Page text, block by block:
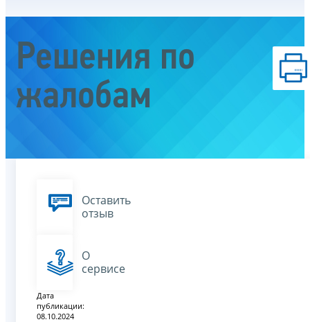
Решения по
жалобам
Оставить
отзыв
О
сервисе
Дата
публикации:
08.10.2024